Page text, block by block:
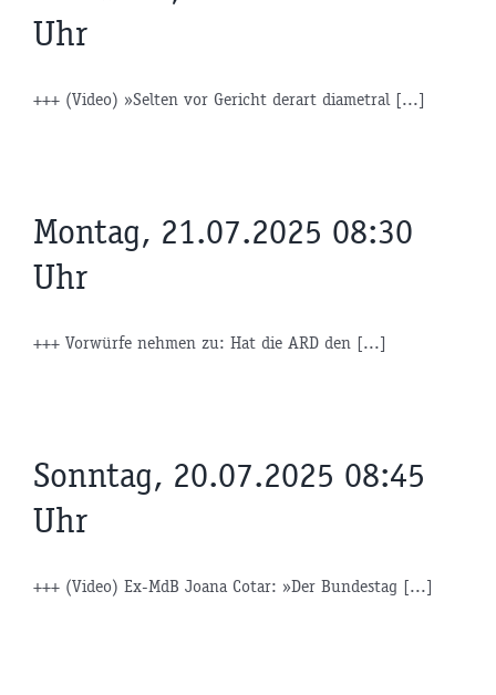
Uhr
+++ (Video) »Selten vor Gericht derart diametral [...]
Montag, 21.07.2025 08:30
Uhr
+++ Vorwürfe nehmen zu: Hat die ARD den [...]
Sonntag, 20.07.2025 08:45
Uhr
+++ (Video) Ex-MdB Joana Cotar: »Der Bundestag [...]